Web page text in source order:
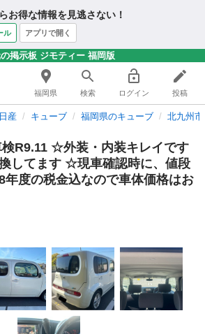
お得な情報を見逃さない！
ル アプリで開く
掲示板 ジモティー 福岡版
福岡県 検索 ログイン 投稿
日産 キューブ 福岡県のキューブ 北九州
R9.11 ☆外装・内装キレイです
してます ☆現車確認時に、値段
度の税金込なので車体価格はお